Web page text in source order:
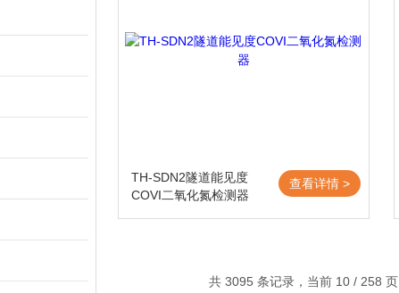
TH-SDN2隧道能见度
COVI二氧化氮检测器
查看详情 >
共 3095 条记录，当前 10 / 258 页